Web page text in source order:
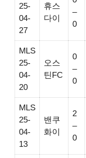
25-
04-
27
휴스
다이
–
0
MLS
25-
04-
20
오스
틴FC
0
–
0
MLS
25-
04-
13
밴쿠
화이
2
–
0